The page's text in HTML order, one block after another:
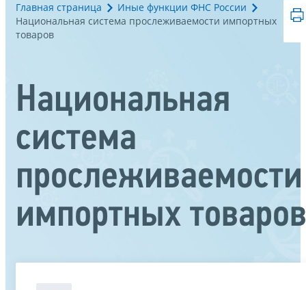
Главная страница
Иные функции ФНС России
Национальная система прослеживаемости импортных
товаров
Национальная
система
прослеживаемости
импортных товаров